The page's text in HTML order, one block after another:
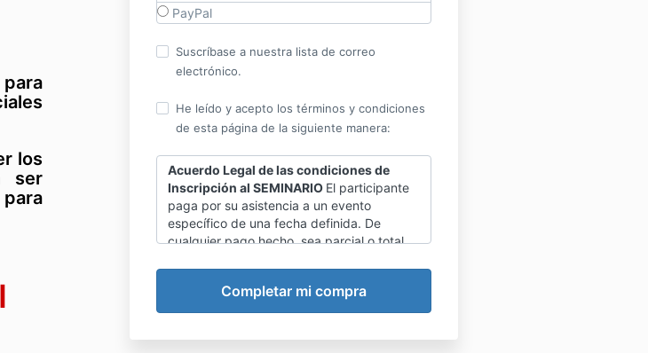
PayPal
Suscríbase a nuestra lista de correo
electrónico.
He leído y acepto los términos y condiciones
de esta página de la siguiente manera:
Acuerdo Legal de las condiciones de
Inscripción al SEMINARIO El participante
paga por su asistencia a un evento
específico de una fecha definida. De
cualquier pago hecho, sea parcial o total,
otra persona, por ninguna razón.
solamente aplica para el Seminario
para
los
ser